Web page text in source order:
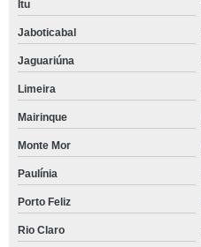
Itu
Jaboticabal
Jaguariúna
Limeira
Mairinque
Monte Mor
Paulínia
Porto Feliz
Rio Claro